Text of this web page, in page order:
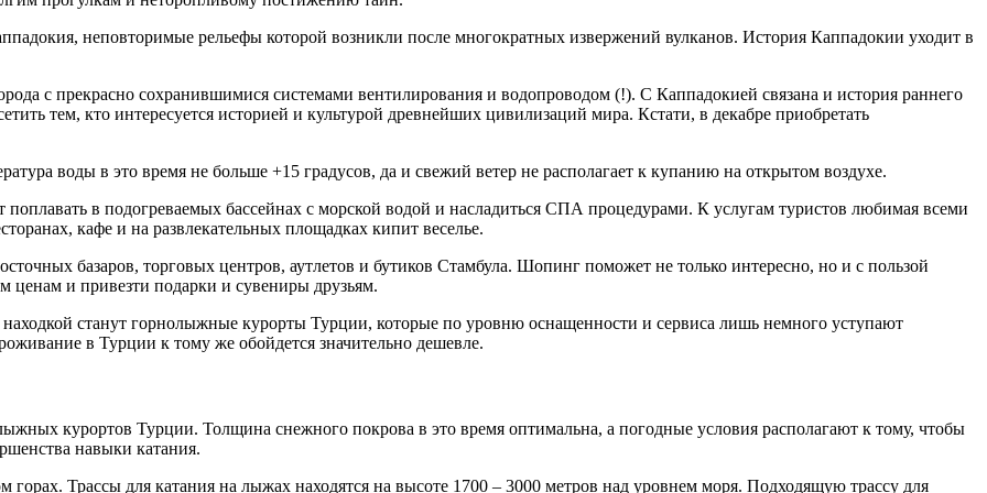
неповторимые рельефы которой возникли после многократных извержений вулканов. История Каппадокии уходит в
с прекрасно сохранившимися системами вентилирования и водопроводом (!). С Каппадокией связана и история раннего
тем, кто интересуется историей и культурой древнейших цивилизаций мира. Кстати, в декабре приобретать
воды в это время не больше +15 градусов, да и свежий ветер не располагает к купанию на открытом воздухе.
в подогреваемых бассейнах с морской водой и насладиться СПА процедурами. К услугам туристов любимая всеми
кафе и на развлекательных площадках кипит веселье.
базаров, торговых центров, аутлетов и бутиков Стамбула. Шопинг поможет не только интересно, но и с пользой
ценам и привезти подарки и сувениры друзьям.
станут горнолыжные курорты Турции, которые по уровню оснащенности и сервиса лишь немного уступают
в Турции к тому же обойдется значительно дешевле.
курортов Турции. Толщина снежного покрова в это время оптимальна, а погодные условия располагают к тому, чтобы
навыки катания.
Трассы для катания на лыжах находятся на высоте 1700 – 3000 метров над уровнем моря. Подходящую трассу для